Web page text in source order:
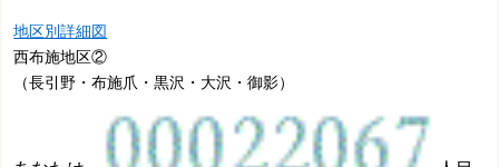
地区別詳細図
西布施地区②
（長引野・布施爪・黒沢・大沢・御影）